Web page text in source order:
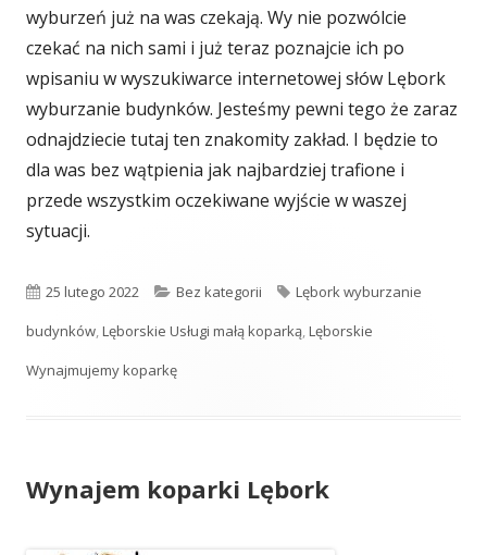
wyburzeń już na was czekają. Wy nie pozwólcie
czekać na nich sami i już teraz poznajcie ich po
wpisaniu w wyszukiwarce internetowej słów Lębork
wyburzanie budynków. Jesteśmy pewni tego że zaraz
odnajdziecie tutaj ten znakomity zakład. I będzie to
dla was bez wątpienia jak najbardziej trafione i
przede wszystkim oczekiwane wyjście w waszej
sytuacji.
Opublikowano
25 lutego 2022 Kategorie
Bez kategorii Tagi
Lębork wyburzanie
budynków,Lęborskie Usługi małą koparką,Lęborskie
Wynajmujemy koparkę
Wynajem koparki Lębork